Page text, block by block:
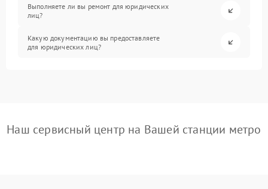
Выполняете ли вы ремонт для юридических
лиц?
Какую документацию вы предоставляете
для юридических лиц?
Наш сервисный центр на Вашей станции метро